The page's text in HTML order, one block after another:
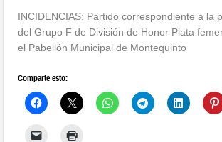
INCIDENCIAS: Partido correspondiente a la
del Grupo F de División de Honor Plata
el Pabellón Municipal de Montequinto
Comparte esto: